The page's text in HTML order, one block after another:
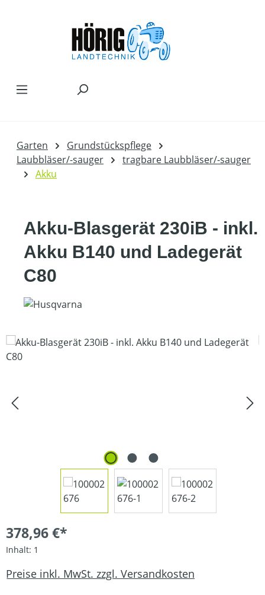
Garten
Grundstückspflege
Laubbläser/-sauger
tragbare Laubbläser/-sauger
Akku
Akku-Blasgerät 230iB - inkl.
Akku B140 und Ladegerät
C80
Bildergalerie überspringen
378,96 €*
Inhalt: 1
Preise inkl. MwSt. zzgl. Versandkosten